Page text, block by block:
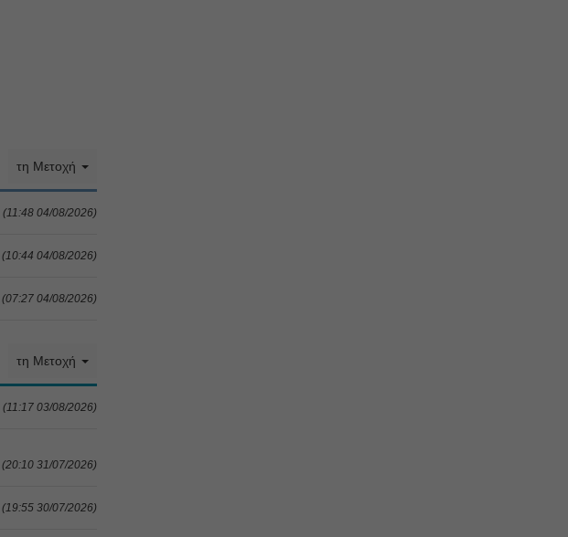
τη Μετοχή
(11:48 04/08/2026)
(10:44 04/08/2026)
(07:27 04/08/2026)
τη Μετοχή
(11:17 03/08/2026)
(20:10 31/07/2026)
(19:55 30/07/2026)